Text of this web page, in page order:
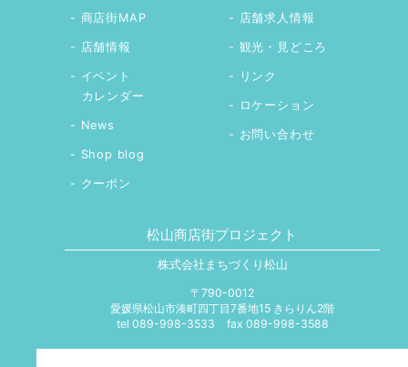
商店街MAP
店舗情報
イベント
カレンダー
News
Shop blog
クーポン
店舗求人情報
観光・見どころ
リンク
ロケーション
お問い合わせ
松山商店街プロジェクト
株式会社まちづくり松山
〒790-0012
愛媛県松山市湊町四丁目7番地15 きらりん2階
tel 089-998-3533
fax 089-998-3588